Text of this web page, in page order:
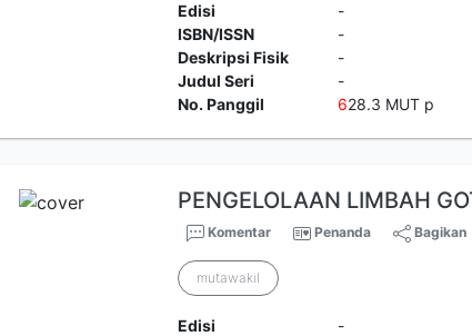
Edisi
-
ISBN/ISSN
-
Deskripsi Fisik
-
Judul Seri
-
No. Panggil
628.3 MUT p
PENGELOLAAN LIMBAH
Komentar Penanda Bagikan
mutawakil
Edisi
-